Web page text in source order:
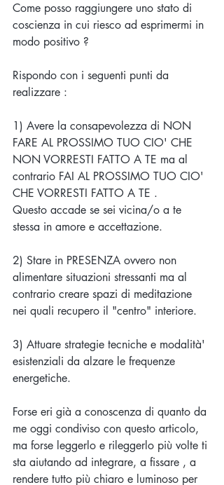
Come posso raggiungere uno stato di
coscienza in cui riesco ad esprimermi in
modo positivo ?
Rispondo con i seguenti punti da
realizzare :
1) Avere la consapevolezza di NON
FARE AL PROSSIMO TUO CIO' CHE
NON VORRESTI FATTO A TE ma al
contrario FAI AL PROSSIMO TUO CIO'
CHE VORRESTI FATTO A TE .
Questo accade se sei vicina/o a te
stessa in amore e accettazione.
2) Stare in PRESENZA ovvero non
alimentare situazioni stressanti ma al
contrario creare spazi di meditazione
nei quali recupero il "centro" interiore.
3) Attuare strategie tecniche e modalità'
esistenziali da alzare le frequenze
energetiche.
Forse eri già a conoscenza di quanto da
me oggi condiviso con questo articolo,
ma forse leggerlo e rileggerlo più volte ti
sta aiutando ad integrare, a fissare , a
rendere tutto più chiaro e luminoso per